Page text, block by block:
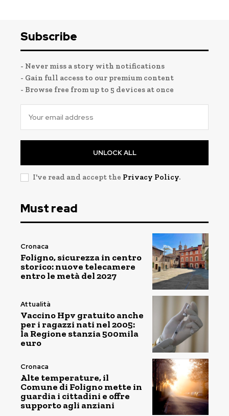
Subscribe
- Never miss a story with notifications
- Gain full access to our premium content
- Browse free from up to 5 devices at once
UNLOCK ALL
I've read and accept the Privacy Policy.
Must read
Cronaca
Foligno, sicurezza in centro
storico: nuove telecamere
entro le metà del 2027
Attualità
Vaccino Hpv gratuito anche
per i ragazzi nati nel 2005:
la Regione stanzia 500mila
euro
Cronaca
Alte temperature, il
Comune di Foligno mette in
guardia i cittadini e offre
supporto agli anziani